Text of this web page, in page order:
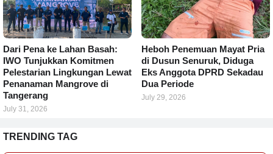
Dari Pena ke Lahan Basah:
IWO Tunjukkan Komitmen
Pelestarian Lingkungan Lewat
Penanaman Mangrove di
Tangerang
July 31, 2026
Heboh Penemuan Mayat Pria
di Dusun Senuruk, Diduga
Eks Anggota DPRD Sekadau
Dua Periode
July 29, 2026
TRENDING TAG